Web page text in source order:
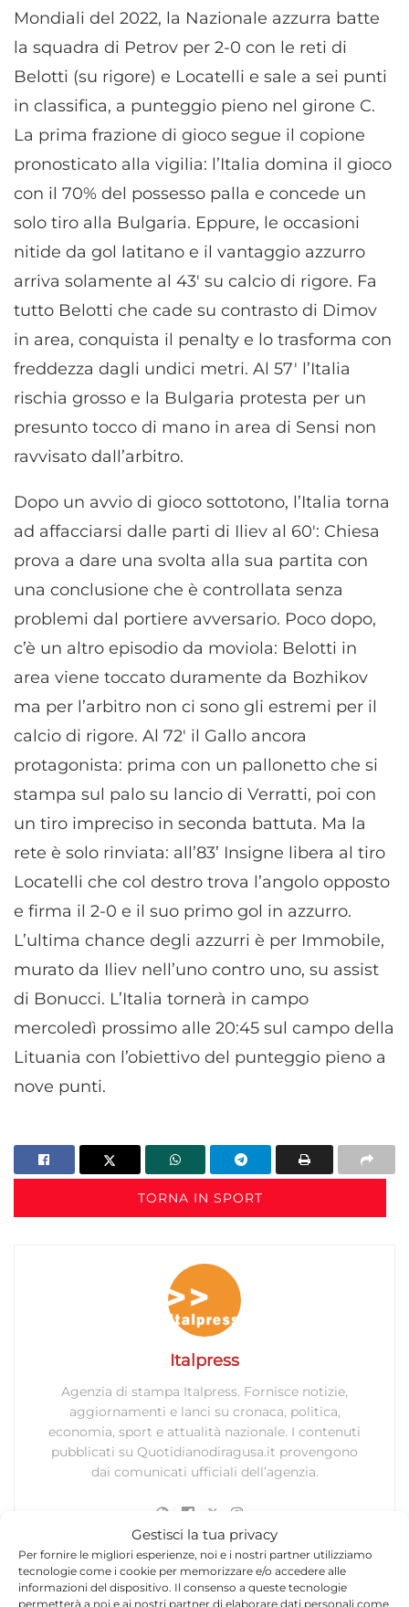
Gestisci la tua privacy
Per fornire le migliori esperienze, noi e i nostri partner utilizziamo
tecnologie come i cookie per memorizzare e/o accedere alle
informazioni del dispositivo. Il consenso a queste tecnologie
permetterà a noi e ai nostri partner di elaborare dati personali come
Mondiali del 2022, la Nazionale azzurra batte
la squadra di Petrov per 2-0 con le reti di
Belotti (su rigore) e Locatelli e sale a sei punti
in classifica, a punteggio pieno nel girone C.
La prima frazione di gioco segue il copione
pronosticato alla vigilia: l’Italia domina il gioco
con il 70% del possesso palla e concede un
solo tiro alla Bulgaria. Eppure, le occasioni
nitide da gol latitano e il vantaggio azzurro
arriva solamente al 43′ su calcio di rigore. Fa
tutto Belotti che cade su contrasto di Dimov
in area, conquista il penalty e lo trasforma con
freddezza dagli undici metri. Al 57′ l’Italia
rischia grosso e la Bulgaria protesta per un
presunto tocco di mano in area di Sensi non
ravvisato dall’arbitro.
Dopo un avvio di gioco sottotono, l’Italia torna
ad affacciarsi dalle parti di Iliev al 60′: Chiesa
prova a dare una svolta alla sua partita con
una conclusione che è controllata senza
problemi dal portiere avversario. Poco dopo,
c’è un altro episodio da moviola: Belotti in
area viene toccato duramente da Bozhikov
ma per l’arbitro non ci sono gli estremi per il
calcio di rigore. Al 72′ il Gallo ancora
protagonista: prima con un pallonetto che si
stampa sul palo su lancio di Verratti, poi con
un tiro impreciso in seconda battuta. Ma la
rete è solo rinviata: all’83’ Insigne libera al tiro
Locatelli che col destro trova l’angolo opposto
e firma il 2-0 e il suo primo gol in azzurro.
L’ultima chance degli azzurri è per Immobile,
murato da Iliev nell’uno contro uno, su assist
di Bonucci. L’Italia tornerà in campo
mercoledì prossimo alle 20:45 sul campo della
Lituania con l’obiettivo del punteggio pieno a
nove punti.
TORNA IN SPORT
Italpress
Agenzia di stampa Italpress. Fornisce notizie,
aggiornamenti e lanci su cronaca, politica,
economia, sport e attualità nazionale. I contenuti
pubblicati su Quotidianodiragusa.it provengono
dai comunicati ufficiali dell’agenzia.